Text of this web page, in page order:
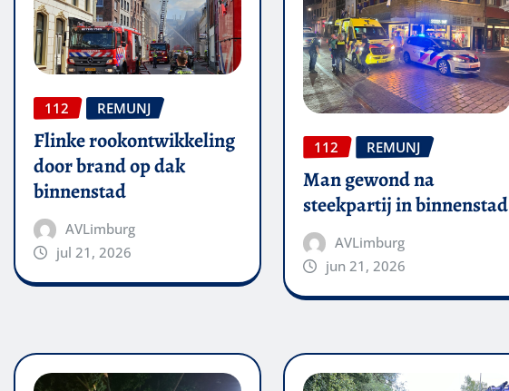
112 REMUNJ
Flinke rookontwikkeling
door brand op dak
binnenstad
AVLimburg
jul 21, 2026
112 REMUNJ
Man gewond na
steekpartij in binnenstad
AVLimburg
jun 21, 2026